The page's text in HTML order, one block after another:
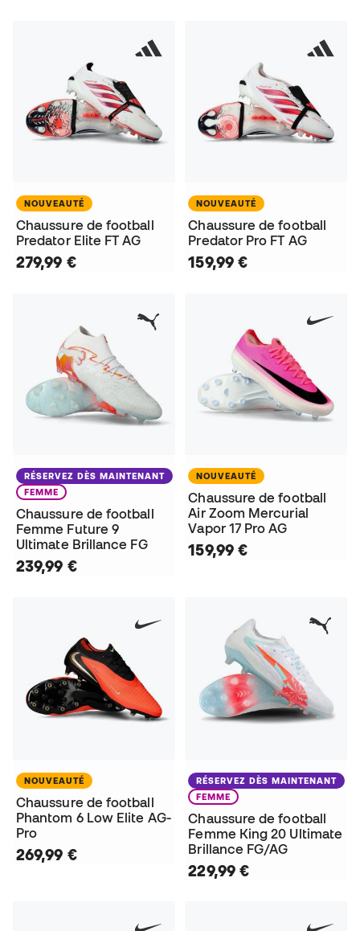
NOUVEAUTÉ
Chaussure de football
Predator Elite FT AG
279,99 €
NOUVEAUTÉ
Chaussure de football
Predator Pro FT AG
159,99 €
RÉSERVEZ DÈS MAINTENANT
FEMME
Chaussure de football
Femme Future 9
Ultimate Brillance FG
239,99 €
NOUVEAUTÉ
Chaussure de football
Air Zoom Mercurial
Vapor 17 Pro AG
159,99 €
NOUVEAUTÉ
Chaussure de football
Phantom 6 Low Elite AG-
Pro
269,99 €
RÉSERVEZ DÈS MAINTENANT
FEMME
Chaussure de football
Femme King 20 Ultimate
Brillance FG/AG
229,99 €